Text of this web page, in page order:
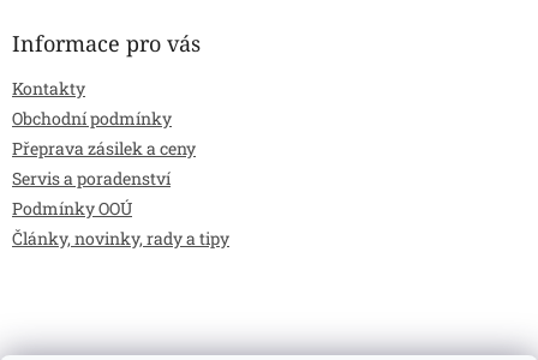
Informace pro vás
Kontakty
Obchodní podmínky
Přeprava zásilek a ceny
Servis a poradenství
Podmínky OOÚ
Články, novinky, rady a tipy